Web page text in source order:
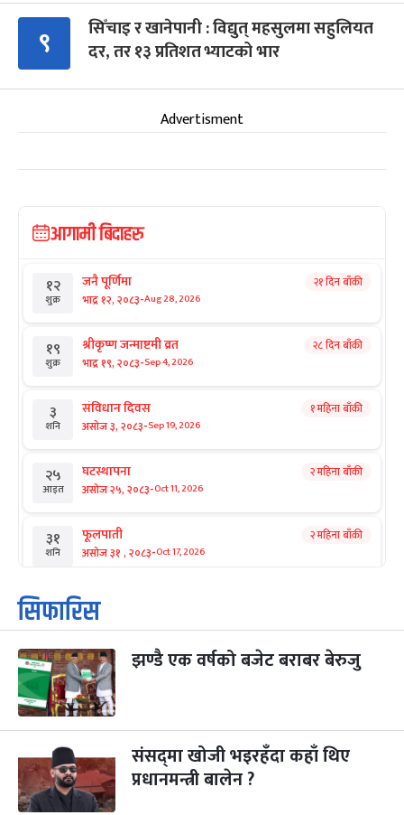
९
सिँचाइ र खानेपानी : विद्युत् महसुलमा सहुलियत
दर, तर १३ प्रतिशत भ्याटको भार
Advertisment
आगामी बिदाहरु
१२
शुक्र
जनै पूर्णिमा
भाद्र १२, २०८३-Aug 28, 2026
२१ दिन बाँकी
१९
शुक्र
श्रीकृष्ण जन्माष्टमी व्रत
भाद्र १९, २०८३-Sep 4, 2026
२८ दिन बाँकी
३
शनि
संविधान दिवस
असोज ३, २०८३-Sep 19, 2026
१ महिना बाँकी
२५
आइत
घटस्थापना
असोज २५, २०८३-Oct 11, 2026
२ महिना बाँकी
३१
शनि
फूलपाती
असोज ३१ , २०८३-Oct 17, 2026
२ महिना बाँकी
१
आइत
कार्तिक सङ्क्रान्ति
कार्तिक १, २०८३
३
मंगल
महानवमी
कार्तिक ३, २०८३
२ महिना बाँकी
४
कार्तिक ४, २०८३ Oct 21, 2026
५
बिहि
पापा‌ङ्कुशा एकादशी व्रत
कार्तिक ५, २०८३
सिफारिस
झण्डै एक वर्षको बजेट बराबर बेरुजु
संसद्‌मा खोजी भइरहँदा कहाँ थिए
प्रधानमन्त्री बालेन ?